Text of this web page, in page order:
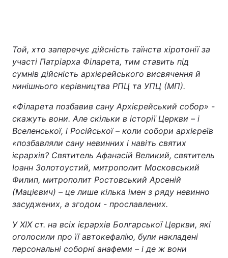
Той, хто заперечує дійсність таїнств хіротонії за
участі Патріарха Філарета, тим ставить під
сумнів дійсність архієрейського висвячення й
нинішнього керівництва РПЦ та УПЦ (МП).
«Філарета позбавив сану Архієрейський собор» -
скажуть вони. Але скільки в історії Церкви – і
Вселенської, і Російської – коли собори архієреїв
«позбавляли сану невинних і навіть святих
ієрархів? Святитель Афанасій Великий, святитель
Іоанн Золотоустий, митрополит Московський
Филип, митрополит Ростовський Арсеній
(Мацієвич) – це лише кілька імен з ряду невинно
засуджених, а згодом - прославлених.
У ХІХ ст. на всіх ієрархів Болгарської Церкви, які
оголосили про її автокефалію, були накладені
персональні соборні анафеми – і де ж вони